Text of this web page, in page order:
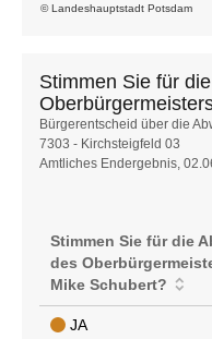
© Landeshauptstadt Potsdam
Stimmen Sie für
Stimmen
Sie
für
des
Oberbürgermeisters
Mike
Bürgerentscheid über die
7303 - Kirchsteigfeld 03
Amtliches Endergebnis,
Stimmen Sie für die
des
Mike Schubert?
JA